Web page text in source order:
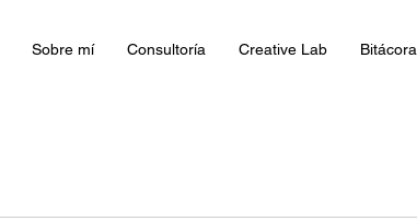
Sobre mí Consultoría Creative Lab Bitácora